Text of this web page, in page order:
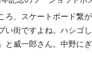
ろ、スケートボード繋
い街ですよね。ハシゴ
と威一郎さん。中野に